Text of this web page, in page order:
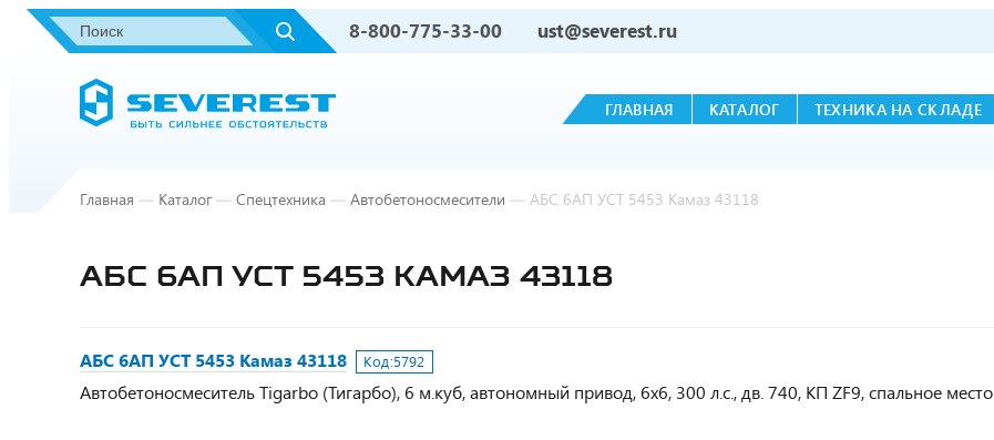
8-800-775-33-00 ust@severest.ru
ГЛАВНАЯ КАТАЛОГ ТЕХНИКА НА СКЛАДЕ
Главная — Каталог — Спецтехника — Автобетоносмесители — АБС 6АП УСТ 5453 Камаз 43118
АБС 6АП УСТ 5453 КАМАЗ 43118
АБС 6АП УСТ 5453 Камаз 43118 Код:5792
Автобетоносмеситель Tigarbo (Тигарбо), 6 м.куб, автономный привод, 6х6, 300 л.с., дв. 740, КП ZF9, спальное место